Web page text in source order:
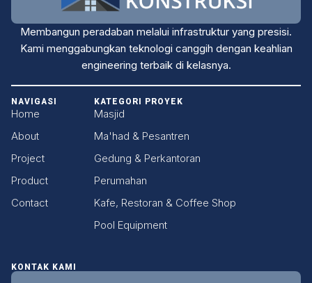
Membangun peradaban melalui infrastruktur yang presisi.
Kami menggabungkan teknologi canggih dengan keahlian
engineering terbaik di kelasnya.
NAVIGASI
Home
About
Project
Product
Contact
KATEGORI PROYEK
Masjid
Ma'had & Pesantren
Gedung & Perkantoran
Perumahan
Kafe, Restoran & Coffee Shop
Pool Equipment
KONTAK KAMI